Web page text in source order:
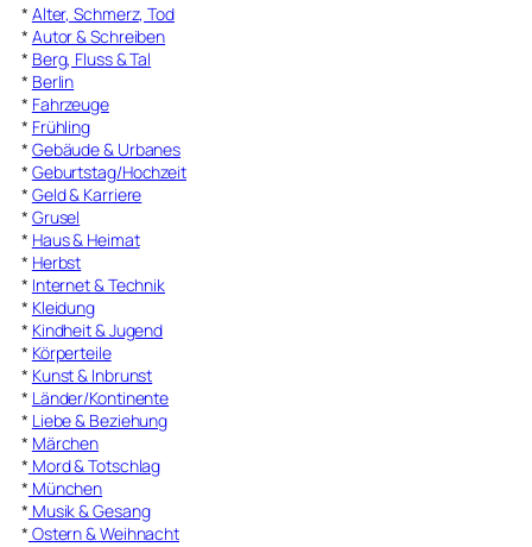
* Alter, Schmerz, Tod
* Autor & Schreiben
* Berg, Fluss & Tal
* Berlin
* Fahrzeuge
* Frühling
* Gebäude & Urbanes
* Geburtstag/Hochzeit
* Geld & Karriere
* Grusel
* Haus & Heimat
* Herbst
* Internet & Technik
* Kleidung
* Kindheit & Jugend
* Körperteile
* Kunst & Inbrunst
* Länder/Kontinente
* Liebe & Beziehung
* Märchen
* Mord & Totschlag
* München
* Musik & Gesang
* Ostern & Weihnacht